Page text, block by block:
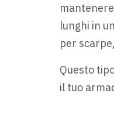
lunghi in
per
Questo
il tuo